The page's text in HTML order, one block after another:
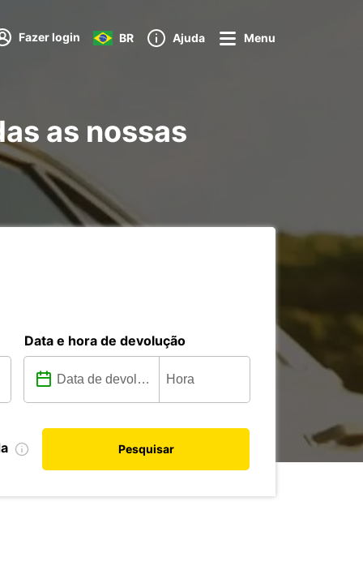
Fazer login BR Ajuda Menu
as nossas
Data e hora de devolução
Pesquisar